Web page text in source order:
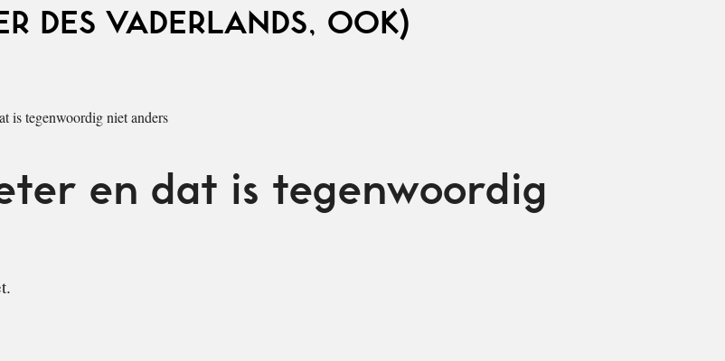
DES VADERLANDS, OOK)
is tegenwoordig niet anders
en dat is tegenwoordig